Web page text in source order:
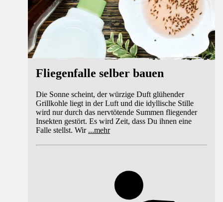
Fliegenfalle selber bauen
Die Sonne scheint, der würzige Duft glühender
Grillkohle liegt in der Luft und die idyllische Stille
wird nur durch das nervtötende Summen fliegender
Insekten gestört. Es wird Zeit, dass Du ihnen eine
Falle stellst. Wir ...mehr